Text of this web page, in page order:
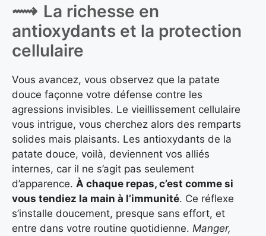
La richesse en
antioxydants et la protection
cellulaire
Vous avancez, vous observez que la patate
douce façonne votre défense contre les
agressions invisibles. Le vieillissement cellulaire
vous intrigue, vous cherchez alors des remparts
solides mais plaisants. Les antioxydants de la
patate douce, voilà, deviennent vos alliés
internes, car il ne s’agit pas seulement
d’apparence. À chaque repas, c’est comme si
vous tendiez la main à l’immunité. Ce réflexe
s’installe doucement, presque sans effort, et
entre dans votre routine quotidienne. Manger,